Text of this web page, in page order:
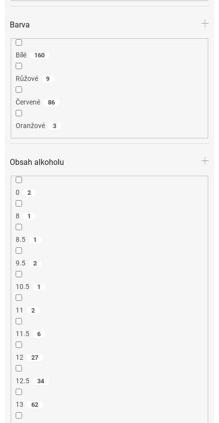
Barva
Bílé 160
Růžové 9
Červené 86
Oranžové 3
Obsah alkoholu
0 2
8 1
8.5 1
9.5 2
10.5 1
11 2
11.5 6
12 27
12.5 34
13 62